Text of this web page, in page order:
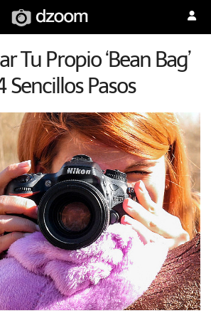
Tu Propio ‘Bean Bag’
Sencillos Pasos